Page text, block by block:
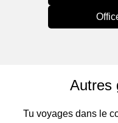
Autres
Tu voyages dans le